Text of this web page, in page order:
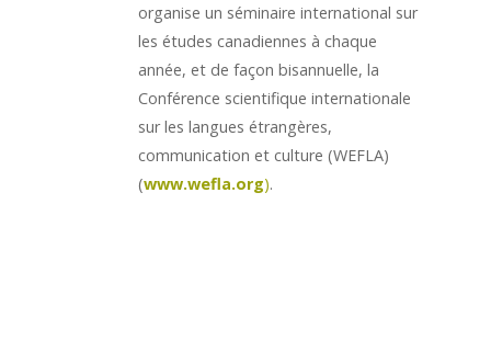
organise un séminaire international sur
les études canadiennes à chaque
année, et de façon bisannuelle, la
Conférence scientifique internationale
sur les langues étrangères,
communication et culture (WEFLA)
(www.wefla.org).